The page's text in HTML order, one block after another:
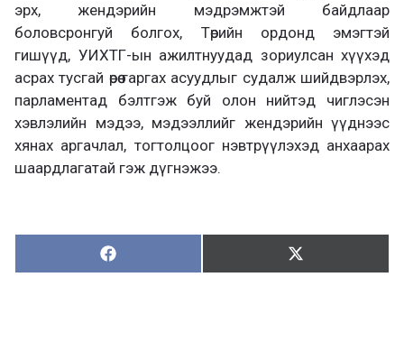
эрх, жендэрийн мэдрэмжтэй байдлаар
боловсронгуй болгох, Төрийн ордонд эмэгтэй
гишүүд, УИХТГ-ын ажилтнуудад зориулсан хүүхэд
асрах тусгай өрөө гаргах асуудлыг судалж шийдвэрлэх,
парламентад бэлтгэж буй олон нийтэд чиглэсэн
хэвлэлийн мэдээ, мэдээллийг жендэрийн үүднээс
хянах аргачлал, тогтолцоог нэвтрүүлэхэд анхаарах
шаардлагатай гэж дүгнэжээ.
Хуваалцах:
Х
у
Түгээх:
Т
ү